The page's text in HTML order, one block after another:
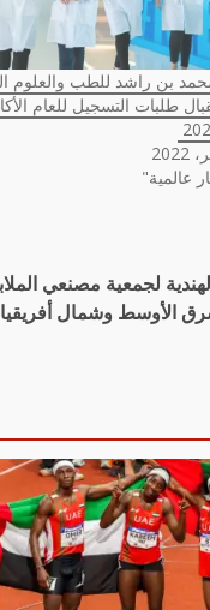
بن راشد للطب والعلوم
طلبات التسجيل للعام
عالمية"
لجمعية مصنعي
الأوسط وشمال